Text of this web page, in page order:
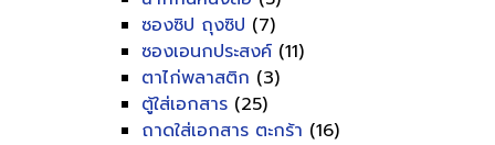
ซองซิป ถุงซิป (7)
ซองเอนกประสงค์ (11)
ตาไก่พลาสติก (3)
ตู้ใส่เอกสาร (25)
ถาดใส่เอกสาร ตะกร้า (16)